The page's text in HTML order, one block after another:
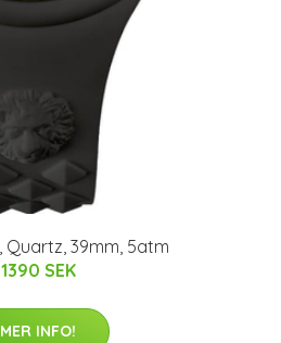
Quartz, 39mm, 5atm
1390 SEK
MER INFO!